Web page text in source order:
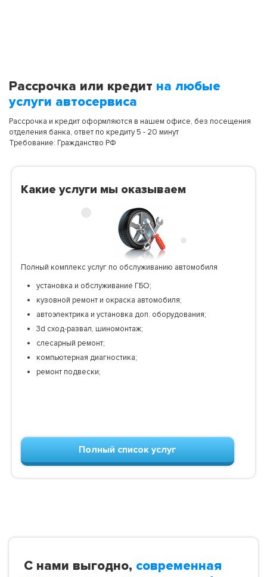
Рассрочка или кредит на любые
услуги автосервиса
Рассрочка и кредит оформляются в нашем офисе, без посещения
отделения банка, ответ по кредиту 5 - 20 минут
Требование: Гражданство РФ
Какие услуги мы оказываем
Полный комплекс услуг по обслуживанию автомобиля
установка и обслуживание ГБО;
кузовной ремонт и окраска автомобиля;
автоэлектрика и установка доп. оборудования;
3d сход-развал, шиномонтаж;
слесарный ремонт;
компьютерная диагностика;
ремонт подвески;
Полный список услуг
С нами выгодно, современная